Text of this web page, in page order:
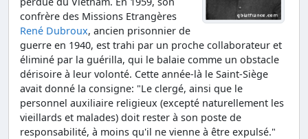
confrère des Missions Etrangères
René Dubroux, ancien prisonnier de
guerre en 1940, est trahi par un proche collaborateur et
éliminé par la guérilla, qui le balaie comme un obstacle
dérisoire à leur volonté. Cette année-là le Saint-Siège
avait donné la consigne: "Le clergé, ainsi que le
personnel auxiliaire religieux (excepté naturellement les
vieillards et malades) doit rester à son poste de
responsabilité, à moins qu'il ne vienne à être expulsé."